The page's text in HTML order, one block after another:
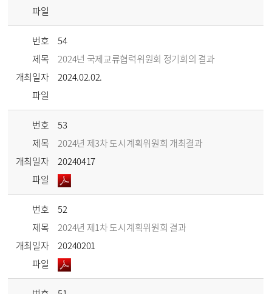
파일
번호
54
제목
2024년 국제교류협력위원회 정기회의 결과
개최일자
2024.02.02.
파일
번호
53
제목
2024년 제3차 도시계획위원회 개최결과
개최일자
20240417
파일
번호
52
제목
2024년 제1차 도시계획위원회 결과
개최일자
20240201
파일